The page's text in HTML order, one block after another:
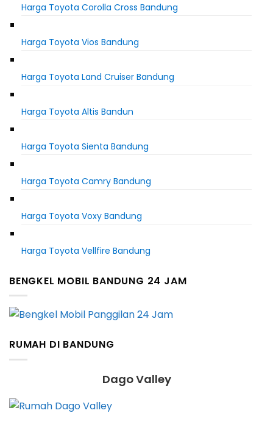
Harga Toyota Corolla Cross Bandung
Harga Toyota Vios Bandung
Harga Toyota Land Cruiser Bandung
Harga Toyota Altis Bandun
Harga Toyota Sienta Bandung
Harga Toyota Camry Bandung
Harga Toyota Voxy Bandung
Harga Toyota Vellfire Bandung
BENGKEL MOBIL BANDUNG 24 JAM
RUMAH DI BANDUNG
Dago Valley